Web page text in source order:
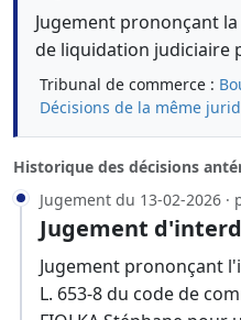
Jugement prononçant
de liquidation judiciaire
Tribunal de commerce :
Décisions de la même
Historique des décisions
Jugement du 13-02-2026 ·
Jugement
Jugement prononçant
L. 653-8 du code de